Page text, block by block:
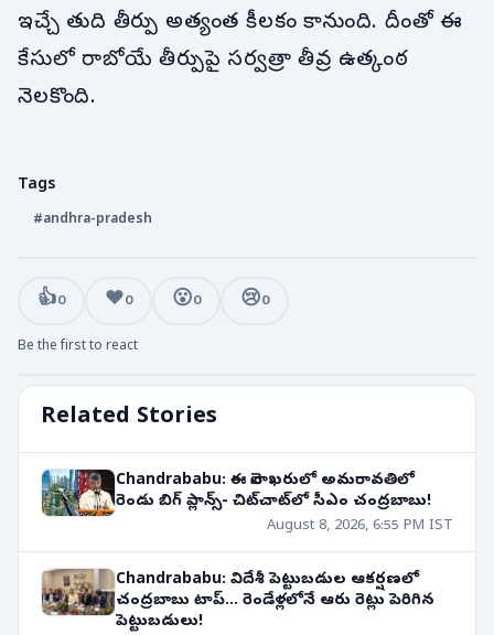
ఇచ్చే తుది తీర్పు అత్యంత కీలకం కానుంది. దీంతో ఈ
కేసులో రాబోయే తీర్పుపై సర్వత్రా తీవ్ర ఉత్కంఠ
నెలకొంది.
Related Stories
Chandrababu: ఈ నెలాఖరులో అమరావతిలో
రెండు బిగ్ ప్లాన్స్- చిట్‌చాట్‌లో సీఎం చంద్రబాబు!
August 8, 2026, 6:55 PM IST
Chandrababu: విదేశీ పెట్టుబడుల ఆకర్షణలో
చంద్రబాబు టాప్... రెండేళ్లలోనే ఆరు రెట్లు పెరిగిన
పెట్టుబడులు!
Tags
#andhra-pradesh
👍0 ❤️0 😮0 😢0
Be the first to react